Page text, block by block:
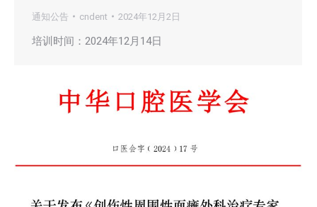
通知公告 cndent 2024年12月2日
培训时间：2024年12月14日